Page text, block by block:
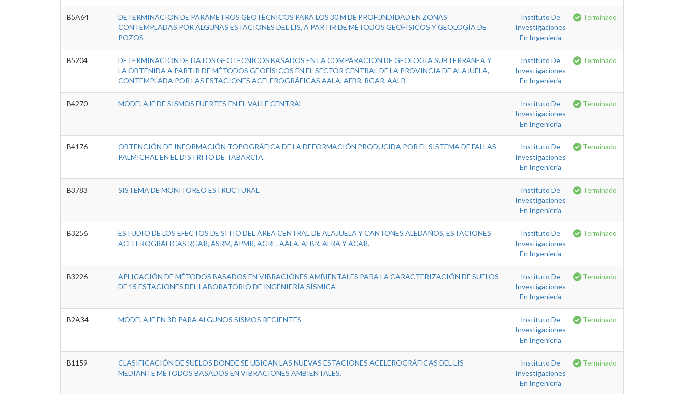
B5A64
DETERMINACIÓN DE PARÁMETROS GEOTÉCNICOS PARA LOS 30 M DE PROFUNDIDAD EN ZONAS
CONTEMPLADAS POR ALGUNAS ESTACIONES DEL LIS, A PARTIR DE MÉTODOS GEOFÍSICOS Y GEOLOGÍA DE
POZOS
Instituto De
Investigaciones
En Ingenieria
Terminado
B5204
DETERMINACIÓN DE DATOS GEOTÉCNICOS BASADOS EN LA COMPARACIÓN DE GEOLOGÍA SUBTERRÁNEA Y
LA OBTENIDA A PARTIR DE MÉTODOS GEOFÍSICOS EN EL SECTOR CENTRAL DE LA PROVINCIA DE ALAJUELA,
CONTEMPLADA POR LAS ESTACIONES ACELEROGRÁFICAS AALA, AFBR, RGAR, AALB
Instituto De
Investigaciones
En Ingenieria
Terminado
B4270 MODELAJE DE SISMOS FUERTES EN EL VALLE CENTRAL
Instituto De
Investigaciones
En Ingenieria
Terminado
B4176
OBTENCIÓN DE INFORMACIÓN TOPOGRÁFICA DE LA DEFORMACIÓN PRODUCIDA POR EL SISTEMA DE FALLAS
PALMICHAL EN EL DISTRITO DE TABARCIA.
Instituto De
Investigaciones
En Ingenieria
Terminado
B3783 SISTEMA DE MONITOREO ESTRUCTURAL
Instituto De
Investigaciones
En Ingenieria
Terminado
B3256
ESTUDIO DE LOS EFECTOS DE SITIO DEL ÁREA CENTRAL DE ALAJUELA Y CANTONES ALEDAÑOS, ESTACIONES
ACELEROGRÁFICAS RGAR, ASRM, APMR, AGRE, AALA, AFBR, AFRA Y ACAR.
Instituto De
Investigaciones
En Ingenieria
Terminado
B3226
APLICACIÓN DE MÉTODOS BASADOS EN VIBRACIONES AMBIENTALES PARA LA CARACTERIZACIÓN DE SUELOS
DE 15 ESTACIONES DEL LABORATORIO DE INGENIERÍA SÍSMICA
Instituto De
Investigaciones
En Ingenieria
Terminado
B2A34 MODELAJE EN 3D PARA ALGUNOS SISMOS RECIENTES
Instituto De
Investigaciones
En Ingenieria
Terminado
B1159
CLASIFICACIÓN DE SUELOS DONDE SE UBICAN LAS NUEVAS ESTACIONES ACELEROGRÁFICAS DEL LIS
MEDIANTE MÉTODOS BASADOS EN VIBRACIONES AMBIENTALES.
Instituto De
Investigaciones
En Ingenieria
Terminado